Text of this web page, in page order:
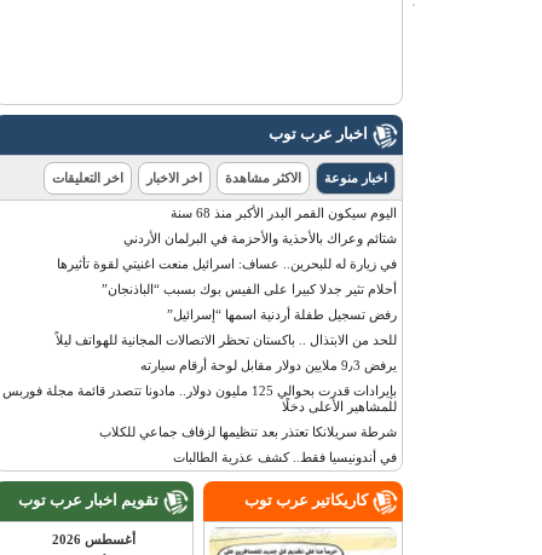
اخبار عرب توب
اخبار منوعة الاكثر مشاهدة اخر الاخبار اخر التعليقات
اليوم سيكون القمر البدر الأكبر منذ 68 سنة
شتائم وعراك بالأحذية والأحزمة في البرلمان الأردني
في زيارة له للبحرين.. عساف: اسرائيل منعت اغنيتي لقوة تأثيرها
أحلام تثير جدلا كبيرا على الفيس بوك بسبب “الباذنجان”
رفض تسجيل طفلة أردنية اسمها “إسرائيل”
للحد من الابتذال .. باكستان تحظر الاتصالات المجانية للهواتف ليلاً
يرفض 9٫3 ملايين دولار مقابل لوحة أرقام سيارته
بإيرادات قدرت بحوالي 125 مليون دولار.. مادونا تتصدر قائمة مجلة فوربس
للمشاهير الأعلى دخلًا
شرطة سريلانكا تعتذر بعد تنظيمها لزفاف جماعي للكلاب
في أندونيسيا فقط.. كشف عذرية الطالبات
تقويم اخبار عرب توب
أغسطس 2026
كاريكاتير عرب توب